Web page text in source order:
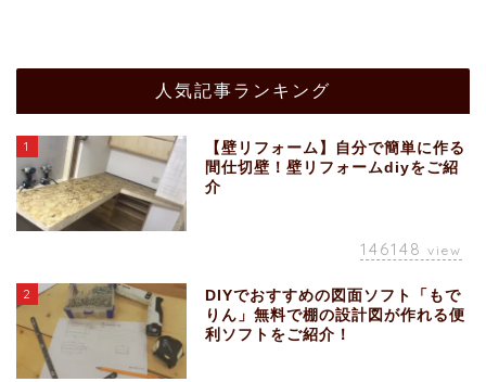
人気記事ランキング
1
【壁リフォーム】自分で簡単に作る
間仕切壁！壁リフォームdiyをご紹
介
146148 view
2
DIYでおすすめの図面ソフト「もで
りん」無料で棚の設計図が作れる便
利ソフトをご紹介！